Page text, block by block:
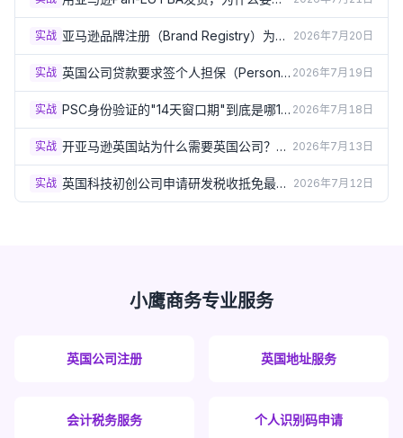
德法意西波5国注册VAT？（2026）
实战 亚马逊品牌注册（Brand Registry）为什
么必须要有英国商标？（2026）
2026年7月20日
实战 英国公司贷款要求签个人担保（Personal
Guarantee）？签之前必须了解的风险
（2026）
2026年7月19日
实战 PSC身份验证的"14天窗口期"到底是哪14
天？出生月份规则详解（2026）
2026年7月18日
实战 开亚马逊英国站为什么需要英国公司？企
业卖家资质要求详解（2026）
2026年7月13日
实战 英国科技初创公司申请研发税收抵免最容
易踩的5个坑（2026）
2026年7月12日
小鹰商务专业服务
英国公司注册 英国地址服务
会计税务服务 个人识别码申请